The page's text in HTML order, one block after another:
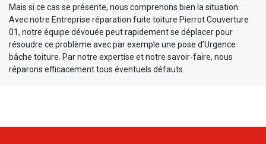
Mais si ce cas se présente, nous comprenons bien la situation.
Avec notre Entreprise réparation fuite toiture Pierrot Couverture
01, notre équipe dévouée peut rapidement se déplacer pour
résoudre ce problème avec par exemple une pose d’Urgence
bâche toiture. Par notre expertise et notre savoir-faire, nous
réparons efficacement tous éventuels défauts.